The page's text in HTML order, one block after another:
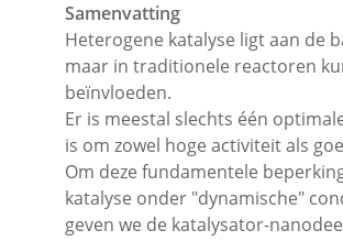
Samenvatting
Heterogene katalyse ligt aan de
maar in traditionele reactoren
beïnvloeden.
Er is meestal slechts één
is om zowel hoge activiteit als
Om deze fundamentele
katalyse onder "dynamische"
geven we de katalysator-